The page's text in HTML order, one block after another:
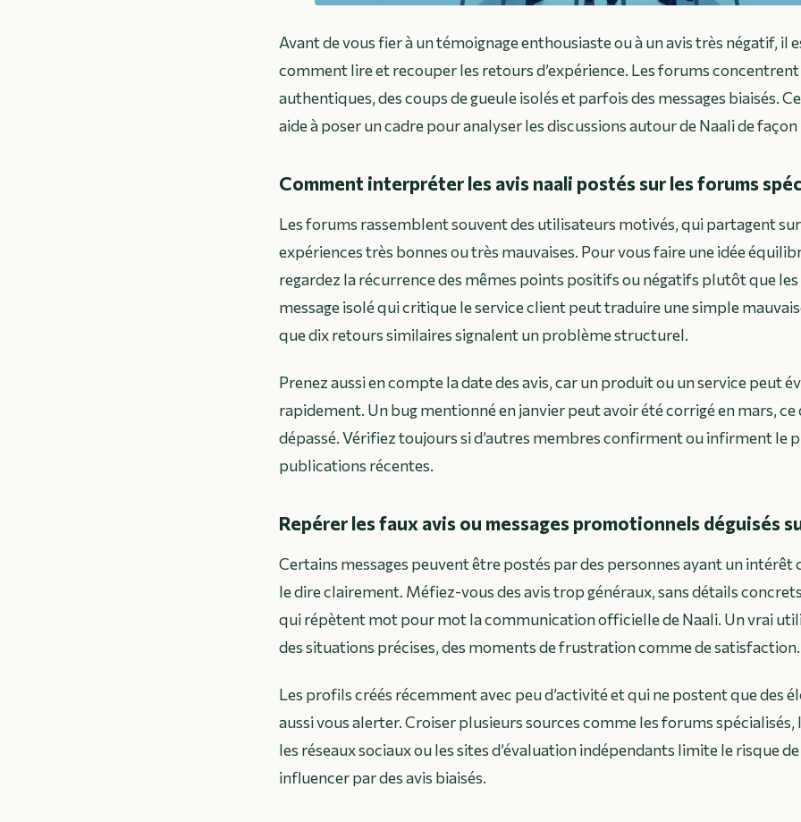
Avant de vous fier à un témoignage enthousiaste ou à un avis très négatif, il
comment lire et recouper les retours d’expérience. Les forums concentrent
authentiques, des coups de gueule isolés et parfois des messages biaisés.
aide à poser un cadre pour analyser les discussions autour de Naali de
Comment interpréter les avis naali postés sur les forums
Les forums rassemblent souvent des utilisateurs motivés, qui partagent
expériences très bonnes ou très mauvaises. Pour vous faire une idée
regardez la récurrence des mêmes points positifs ou négatifs plutôt que
message isolé qui critique le service client peut traduire une simple
que dix retours similaires signalent un problème structurel.
Prenez aussi en compte la date des avis, car un produit ou un service peut
rapidement. Un bug mentionné en janvier peut avoir été corrigé en mars, ce
dépassé. Vérifiez toujours si d’autres membres confirment ou infirment le
publications récentes.
Repérer les faux avis ou messages promotionnels déguisés
Certains messages peuvent être postés par des personnes ayant un intérêt
le dire clairement. Méfiez-vous des avis trop généraux, sans détails
qui répètent mot pour mot la communication officielle de Naali. Un vrai
des situations précises, des moments de frustration comme de satisfaction.
Les profils créés récemment avec peu d’activité et qui ne postent que des
aussi vous alerter. Croiser plusieurs sources comme les forums spécialisés,
les réseaux sociaux ou les sites d’évaluation indépendants limite le risque
influencer par des avis biaisés.